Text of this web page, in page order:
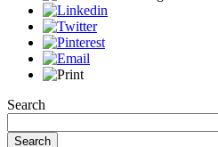
Search
Search